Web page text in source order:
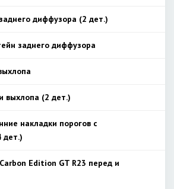
диффузора (2 дет.)
заднего диффузора
выхлопа (2 дет.)
накладки порогов с
дет.)
Edition GT R23 перед и